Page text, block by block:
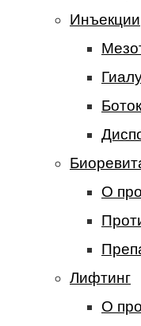
Инъекции
О
Лифтинг
О